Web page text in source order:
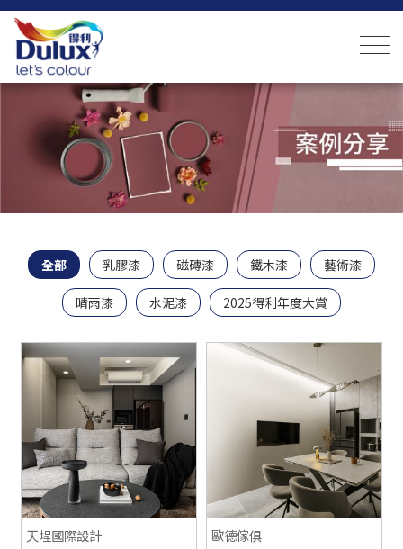
全部 乳膠漆 磁磚漆 鐵木漆 藝術漆
晴雨漆 水泥漆 2025得利年度大賞
天埕國際設計 歐德傢俱